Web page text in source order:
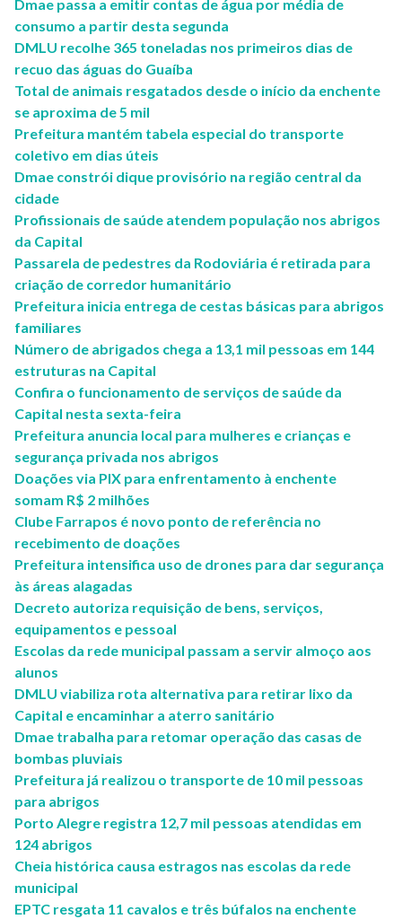
Dmae passa a emitir contas de água por média de
consumo a partir desta segunda
DMLU recolhe 365 toneladas nos primeiros dias de
recuo das águas do Guaíba
Total de animais resgatados desde o início da enchente
se aproxima de 5 mil
Prefeitura mantém tabela especial do transporte
coletivo em dias úteis
Dmae constrói dique provisório na região central da
cidade
Profissionais de saúde atendem população nos abrigos
da Capital
Passarela de pedestres da Rodoviária é retirada para
criação de corredor humanitário
Prefeitura inicia entrega de cestas básicas para abrigos
familiares
Número de abrigados chega a 13,1 mil pessoas em 144
estruturas na Capital
Confira o funcionamento de serviços de saúde da
Capital nesta sexta-feira
Prefeitura anuncia local para mulheres e crianças e
segurança privada nos abrigos
Doações via PIX para enfrentamento à enchente
somam R$ 2 milhões
Clube Farrapos é novo ponto de referência no
recebimento de doações
Prefeitura intensifica uso de drones para dar segurança
às áreas alagadas
Decreto autoriza requisição de bens, serviços,
equipamentos e pessoal
Escolas da rede municipal passam a servir almoço aos
alunos
DMLU viabiliza rota alternativa para retirar lixo da
Capital e encaminhar a aterro sanitário
Dmae trabalha para retomar operação das casas de
bombas pluviais
Prefeitura já realizou o transporte de 10 mil pessoas
para abrigos
Porto Alegre registra 12,7 mil pessoas atendidas em
124 abrigos
Cheia histórica causa estragos nas escolas da rede
municipal
EPTC resgata 11 cavalos e três búfalos na enchente